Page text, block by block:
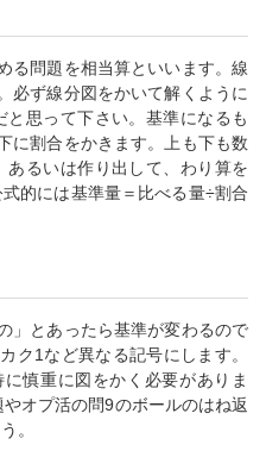
る問題を相当算といいます。線
必ず線分図をかいて解くように
と思って下さい。基準になるも
に割合をかきます。上も下も数
るいは作り出して、わり算を
的には基準量＝比べる量÷割合
」とあったら基準が変わるので
ク1など異なる記号にします。
慎重に図をかく必要がありま
オプ活の問9のボールのはね返
。